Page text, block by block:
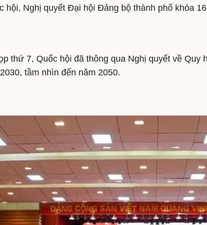
hội, Nghị quyết Đại hội Đảng bộ thành phố khóa
thứ 7, Quốc hội đã thông qua Nghị quyết về Quy
tầm nhìn đến năm 2050.